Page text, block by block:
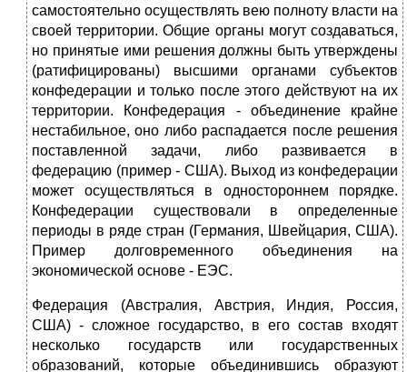
самостоятельно осуществлять вею полноту власти на
своей территории. Общие органы могут создаваться,
но принятые ими решения должны быть утверждены
(ратифицированы) высшими органами субъектов
конфедерации и только после этого действуют на их
территории. Конфедерация - объедине­ние крайне
нестабильное, оно либо распадается после решения
поставленной задачи, либо развивается в
федерацию (пример - США). Выход из конфедерации
может осуществляться в одностороннем порядке.
Конфедерации существовали в определенные
периоды в ряде стран (Германия, Швейцария, США).
Пример долговременного объединения на
экономиче­ской основе - ЕЭС.
Федерация (Австралия, Австрия, Индия, Россия,
США) - сложное государство, в его состав входят
несколько государств или государственных
образований, которые объединившись образуют